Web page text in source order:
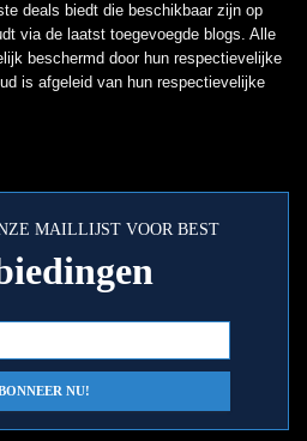
deals biedt die beschikbaar zijn op
via de laatst toegevoegde blogs. Alle
beschermd door hun respectievelijke
is afgeleid van hun respectievelijke
MAILLIJST VOOR BEST